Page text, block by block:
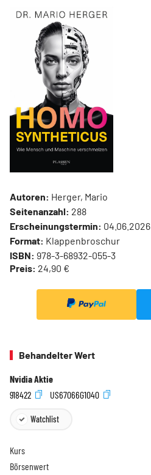
Autoren: Herger, Mario
Seitenanzahl: 288
Erscheinungstermin: 04.06.2026
Format: Klappenbroschur
ISBN: 978-3-68932-055-3
Preis: 24,90 €
Behandelter Wert
Nvidia Aktie
918422
US67066G1040
Watchlist
Kurs
Börsenwert